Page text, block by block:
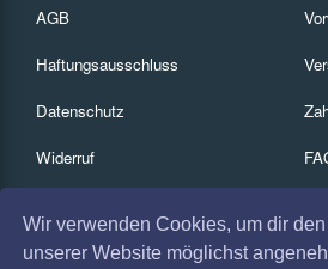
Wir verwenden Cookies, um dir
unserer Website möglichst
AGB
Haftungsausschluss
Datenschutz
Widerruf
Absagen